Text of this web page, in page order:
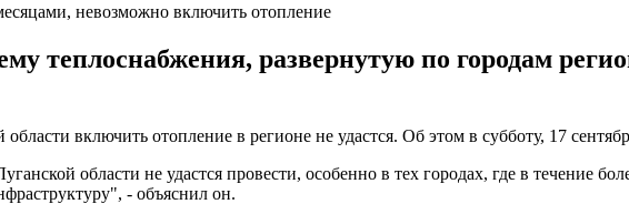
невозможно включить отопление
теплоснабжения, развернутую по городам
включить отопление в регионе не удастся. Об этом в субботу, 17
области не удастся провести, особенно в тех городах, где в течение
- объяснил он.